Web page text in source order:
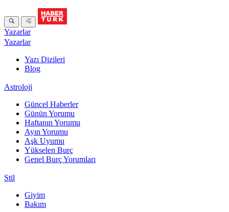
Yazarlar
Yazarlar
Yazı Dizileri
Blog
Astroloji
Güncel Haberler
Günün Yorumu
Haftanın Yorumu
Ayın Yorumu
Aşk Uyumu
Yükselen Burç
Genel Burç Yorumları
Stil
Giyim
Bakım